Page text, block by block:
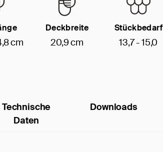
cm
Deckbreite
20,9 cm
Stückbedarf
13,7 - 15,0
Technische
Daten
Downloads